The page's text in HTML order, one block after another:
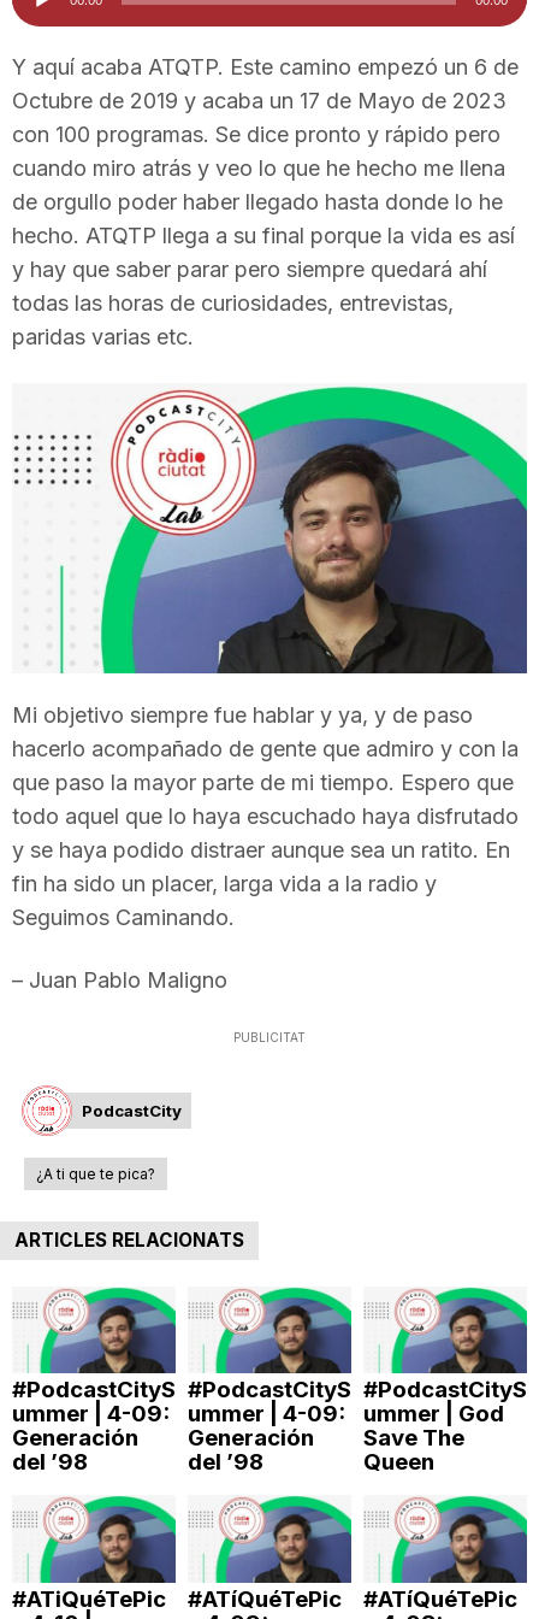
i
u
t
t
e
r
r
a
n
a
d'àudio
Y aquí acaba ATQTP. Este camino empezó un 6 de
Octubre de 2019 y acaba un 17 de Mayo de 2023
con 100 programas. Se dice pronto y rápido pero
cuando miro atrás y veo lo que he hecho me llena
de orgullo poder haber llegado hasta donde lo he
hecho. ATQTP llega a su final porque la vida es así
y hay que saber parar pero siempre quedará ahí
todas las horas de curiosidades, entrevistas,
paridas varias etc.
Mi objetivo siempre fue hablar y ya, y de paso
hacerlo acompañado de gente que admiro y con la
que paso la mayor parte de mi tiempo. Espero que
todo aquel que lo haya escuchado haya disfrutado
y se haya podido distraer aunque sea un ratito. En
fin ha sido un placer, larga vida a la radio y
Seguimos Caminando.
– Juan Pablo Maligno
PUBLICITAT
PodcastCity
¿A ti que te pica?
ARTICLES RELACIONATS
#PodcastCityS
ummer | 4-09:
Generación
del ’98
#PodcastCityS
ummer | 4-09:
Generación
del ’98
#PodcastCityS
ummer | God
Save The
Queen
#ATiQuéTePic
#ATíQuéTePic
#ATíQuéTePic